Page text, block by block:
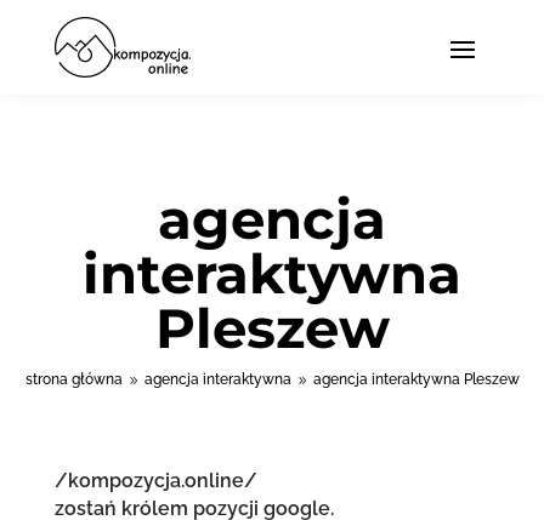
agencja
interaktywna
Pleszew
strona główna 9 agencja interaktywna 9 agencja interaktywna Pleszew
/kompozycja.online/
zostań królem pozycji google.